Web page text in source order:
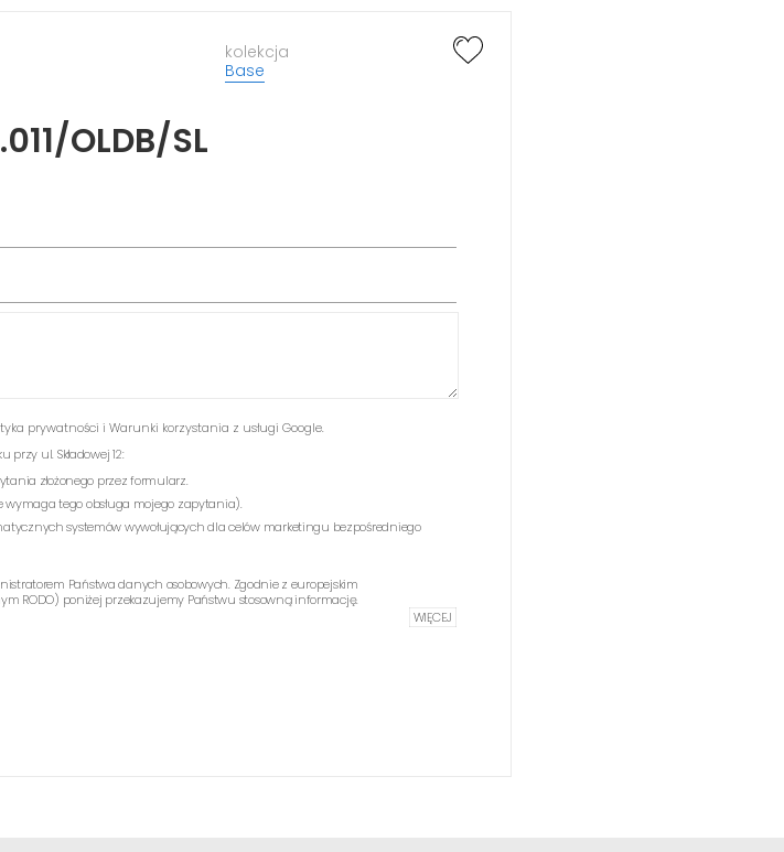
kolekcja
Base
OLDB/SL
prywatności i Warunki korzystania z usługi Google.
przy ul. Składowej 12:
złożonego przez formularz.
wymaga tego obsługa mojego zapytania).
systemów wywołujących dla celów marketingu bezpośredniego
Państwa danych osobowych. Zgodnie z europejskim
RODO) poniżej przekazujemy Państwu stosowną informację.
WIĘCEJ